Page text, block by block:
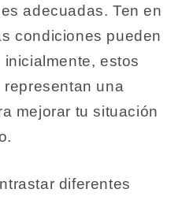
adecuadas. Ten en
condiciones pueden
estos
una
mejorar tu situación
diferentes